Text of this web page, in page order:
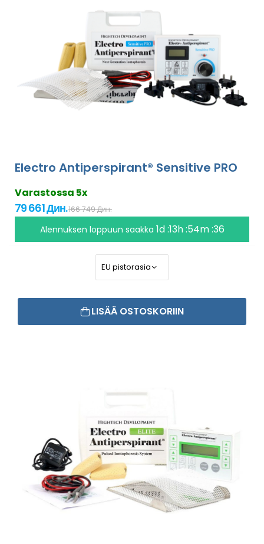
Electro Antiperspirant® Sensitive PRO
Varastossa 5x
79 661 Дин.166 749 Дин.
Alennuksen loppuun saakka 1d :13h :54m :35
LISÄÄ OSTOSKORIIN